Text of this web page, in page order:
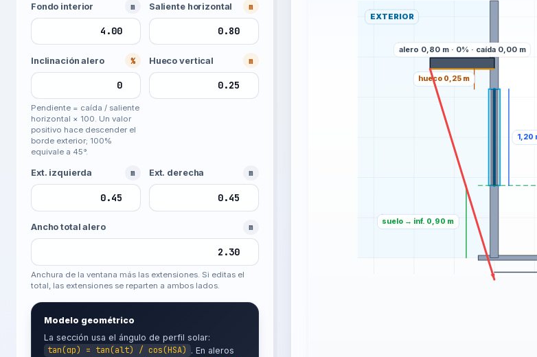
Fondo interior m Saliente horizontal m
Inclinación alero %
Pendiente = caída / saliente
horizontal × 100. Un valor
positivo hace descender el
borde exterior; 100%
equivale a 45°.
Hueco vertical m
Ext. izquierda m Ext. derecha m
Ancho total alero m
Anchura de la ventana más las extensiones. Si editas el
total, las extensiones se reparten a ambos lados.
Modelo geométrico
La sección usa el ángulo de perfil solar:
tan(αp) = tan(alt) / cos(HSA) . En aleros